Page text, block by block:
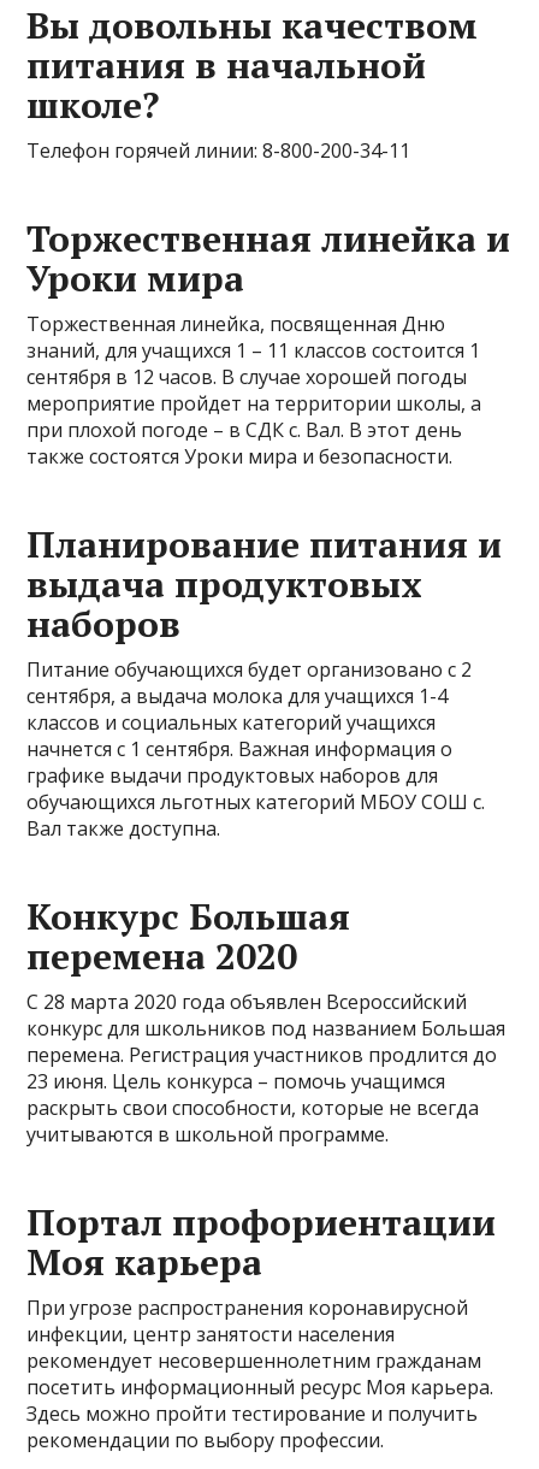
Вы довольны качеством
питания в начальной
школе?
Телефон горячей линии: 8-800-200-34-11
Торжественная линейка и
Уроки мира
Торжественная линейка, посвященная Дню
знаний, для учащихся 1 – 11 классов состоится 1
сентября в 12 часов. В случае хорошей погоды
мероприятие пройдет на территории школы, а
при плохой погоде – в СДК с. Вал. В этот день
также состоятся Уроки мира и безопасности.
Планирование питания и
выдача продуктовых
наборов
Питание обучающихся будет организовано с 2
сентября, а выдача молока для учащихся 1-4
классов и социальных категорий учащихся
начнется с 1 сентября. Важная информация о
графике выдачи продуктовых наборов для
обучающихся льготных категорий МБОУ СОШ с.
Вал также доступна.
Конкурс Большая
перемена 2020
С 28 марта 2020 года объявлен Всероссийский
конкурс для школьников под названием Большая
перемена. Регистрация участников продлится до
23 июня. Цель конкурса – помочь учащимся
раскрыть свои способности, которые не всегда
учитываются в школьной программе.
Портал профориентации
Моя карьера
При угрозе распространения коронавирусной
инфекции, центр занятости населения
рекомендует несовершеннолетним гражданам
посетить информационный ресурс Моя карьера.
Здесь можно пройти тестирование и получить
рекомендации по выбору профессии.